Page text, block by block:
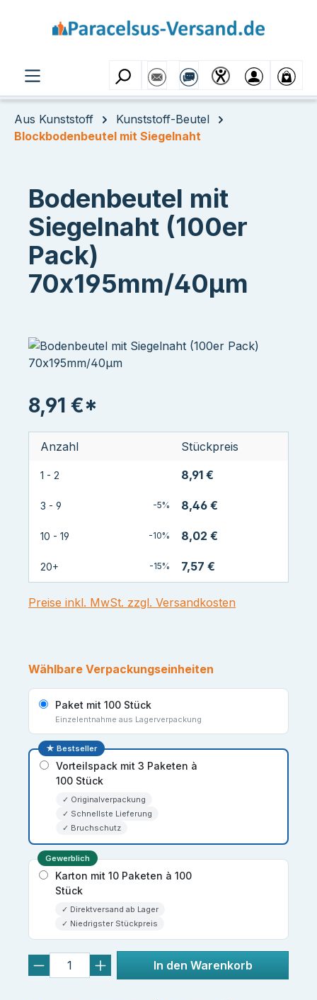
Aus Kunststoff
Kunststoff-Beutel
Blockbodenbeutel mit Siegelnaht
Bodenbeutel mit
Siegelnaht (100er
Pack)
70x195mm/40µm
8,91 €*
Anzahl Stückpreis
1 - 2 8,91 €
3 - 9 -5% 8,46 €
10 - 19 -10% 8,02 €
20+ -15% 7,57 €
Preise inkl. MwSt. zzgl. Versandkosten
Wählbare Verpackungseinheiten
Paket mit 100 Stück
Einzelentnahme aus Lagerverpackung
★ Bestseller
Vorteilspack mit 3 Paketen à
100 Stück
✓ Originalverpackung
✓ Schnellste Lieferung
✓ Bruchschutz
Gewerblich
Karton mit 10 Paketen à 100
Stück
✓ Direktversand ab Lager
✓ Niedrigster Stückpreis
In den Warenkorb